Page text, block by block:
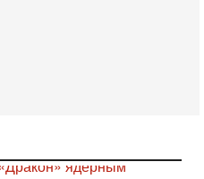
уже стала самой дорогой
Но почему её